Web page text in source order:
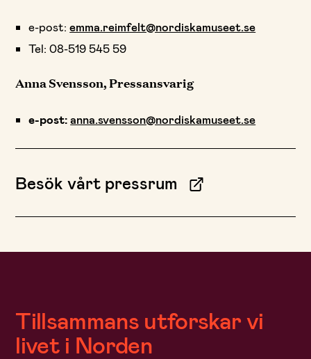
e-post:emma.reimfelt@nordiskamuseet.se
Tel: 08-519 545 59
Anna Svensson, Pressansvarig
e-post: anna.svensson@nordiskamuseet.se
Besök vårt pressrum
Tillsammans utforskar vi
livet i Norden